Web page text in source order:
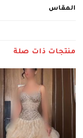
المقاس
منتجات ذات صلة